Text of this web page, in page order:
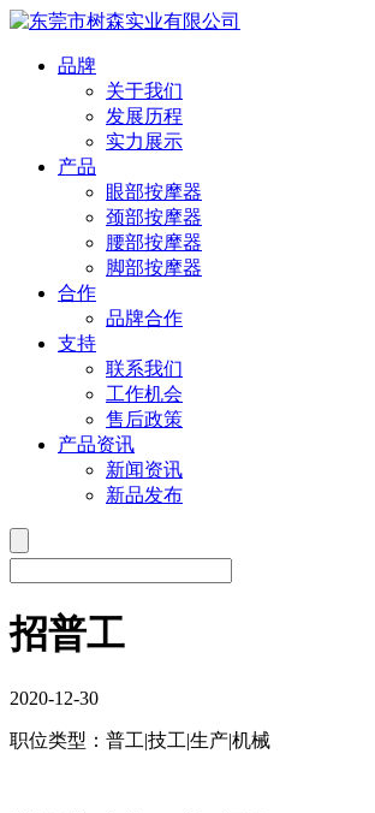
品牌
关于我们
发展历程
实力展示
产品
眼部按摩器
颈部按摩器
腰部按摩器
脚部按摩器
合作
品牌合作
支持
联系我们
工作机会
售后政策
产品资讯
新闻资讯
新品发布
招普工
2020-12-30
职位类型：普工|技工|生产|机械